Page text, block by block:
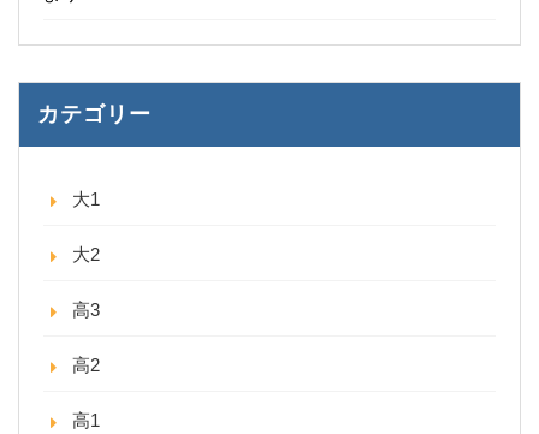
カテゴリー
大1
大2
高3
高2
高1